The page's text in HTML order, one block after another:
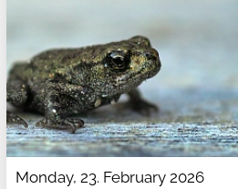
Monday, 23. February 2026